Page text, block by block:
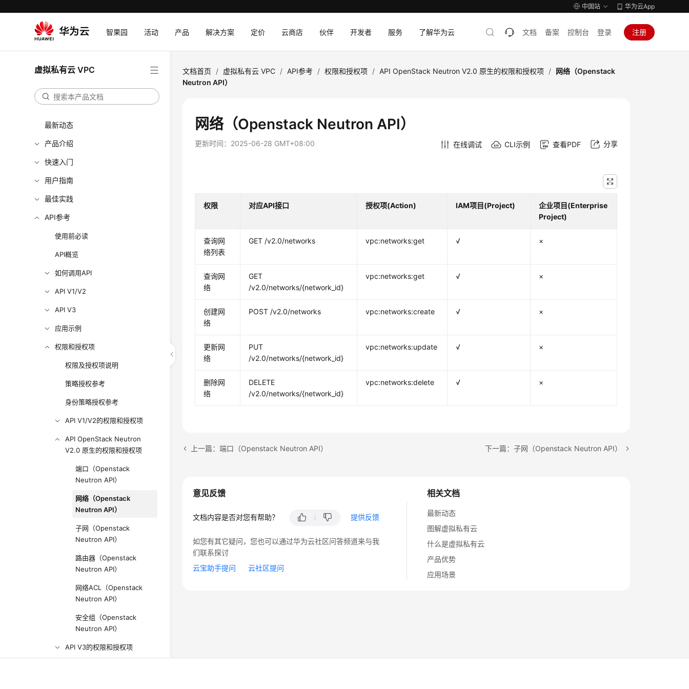
中国站 华为云App
智果园 活动 产品 解决方案 定价 云商店 伙伴 开发者 服务 了解华为云 文档 备案 控制台 登录 注册
虚拟私有云 VPC
最新动态
产品介绍
快速入门
用户指南
最佳实践
API参考
使用前必读
API概览
如何调用API
API V1/V2
API V3
应用示例
权限和授权项
权限及授权项说明
策略授权参考
身份策略授权参考
API V1/V2的权限和授权项
API OpenStack Neutron
V2.0 原生的权限和授权项
端口（Openstack
Neutron API）
网络（Openstack
Neutron API）
子网（Openstack
Neutron API）
路由器（Openstack
Neutron API）
网络ACL（Openstack
Neutron API）
安全组（Openstack
Neutron API）
API V3的权限和授权项
文档首页 / 虚拟私有云 VPC / API参考 / 权限和授权项 / API OpenStack Neutron V2.0 原生的权限和授权项 / 网络（Openstack
Neutron API）
网络（Openstack Neutron API）
更新时间： 2025-06-28 GMT+08:00 在线调试 CLI示例 查看PDF 分享
权限 对应API接口 授权项(Action) IAM项目(Project)
企业项目(Enterprise
Project)
查询网
络列表
GET /v2.0/networks vpc:networks:get √ ×
查询网
络
GET
/v2.0/networks/{network_id}
vpc:networks:get √ ×
创建网
络
POST /v2.0/networks vpc:networks:create √ ×
更新网
络
PUT
/v2.0/networks/{network_id}
vpc:networks:update √ ×
删除网
络
DELETE
/v2.0/networks/{network_id}
vpc:networks:delete √ ×
上一篇：端口（Openstack Neutron API） 下一篇：子网（Openstack Neutron API）
相关文档
最新动态
图解虚拟私有云
什么是虚拟私有云
产品优势
应用场景
意见反馈
文档内容是否对您有帮助？ 提供反馈
如您有其它疑问，您也可以通过华为云社区问答频道来与我
们联系探讨
云宝助手提问
云社区提问